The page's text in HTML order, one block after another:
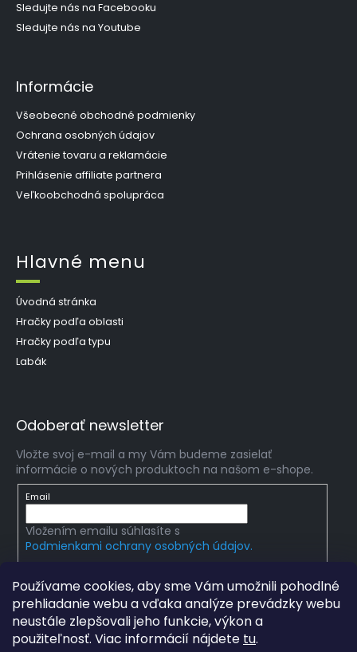
Používame cookies, aby sme Vám umožnili pohodlné
prehliadanie webu a vďaka analýze prevádzky webu
neustále zlepšovali jeho funkcie, výkon a
použiteľnosť. Viac informácií nájdete tu.
Sledujte nás na Facebooku
Sledujte nás na Youtube
Informácie
Všeobecné obchodné podmienky
Ochrana osobných údajov
Vrátenie tovaru a reklamácie
Prihlásenie affiliate partnera
Veľkoobchodná spolupráca
Hlavné menu
Úvodná stránka
Hračky podľa oblasti
Hračky podľa typu
Labák
Odoberať newsletter
Vložte svoj e-mail a my Vám budeme zasielať
informácie o nových produktoch na našom e-shope.
Email
Vložením emailu súhlasíte s
Podmienkami ochrany osobných údajov.
Copyright 2026mlady-vedec.sk. Všetky práva